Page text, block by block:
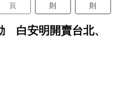
頁
則
則
白安明開賣台北、